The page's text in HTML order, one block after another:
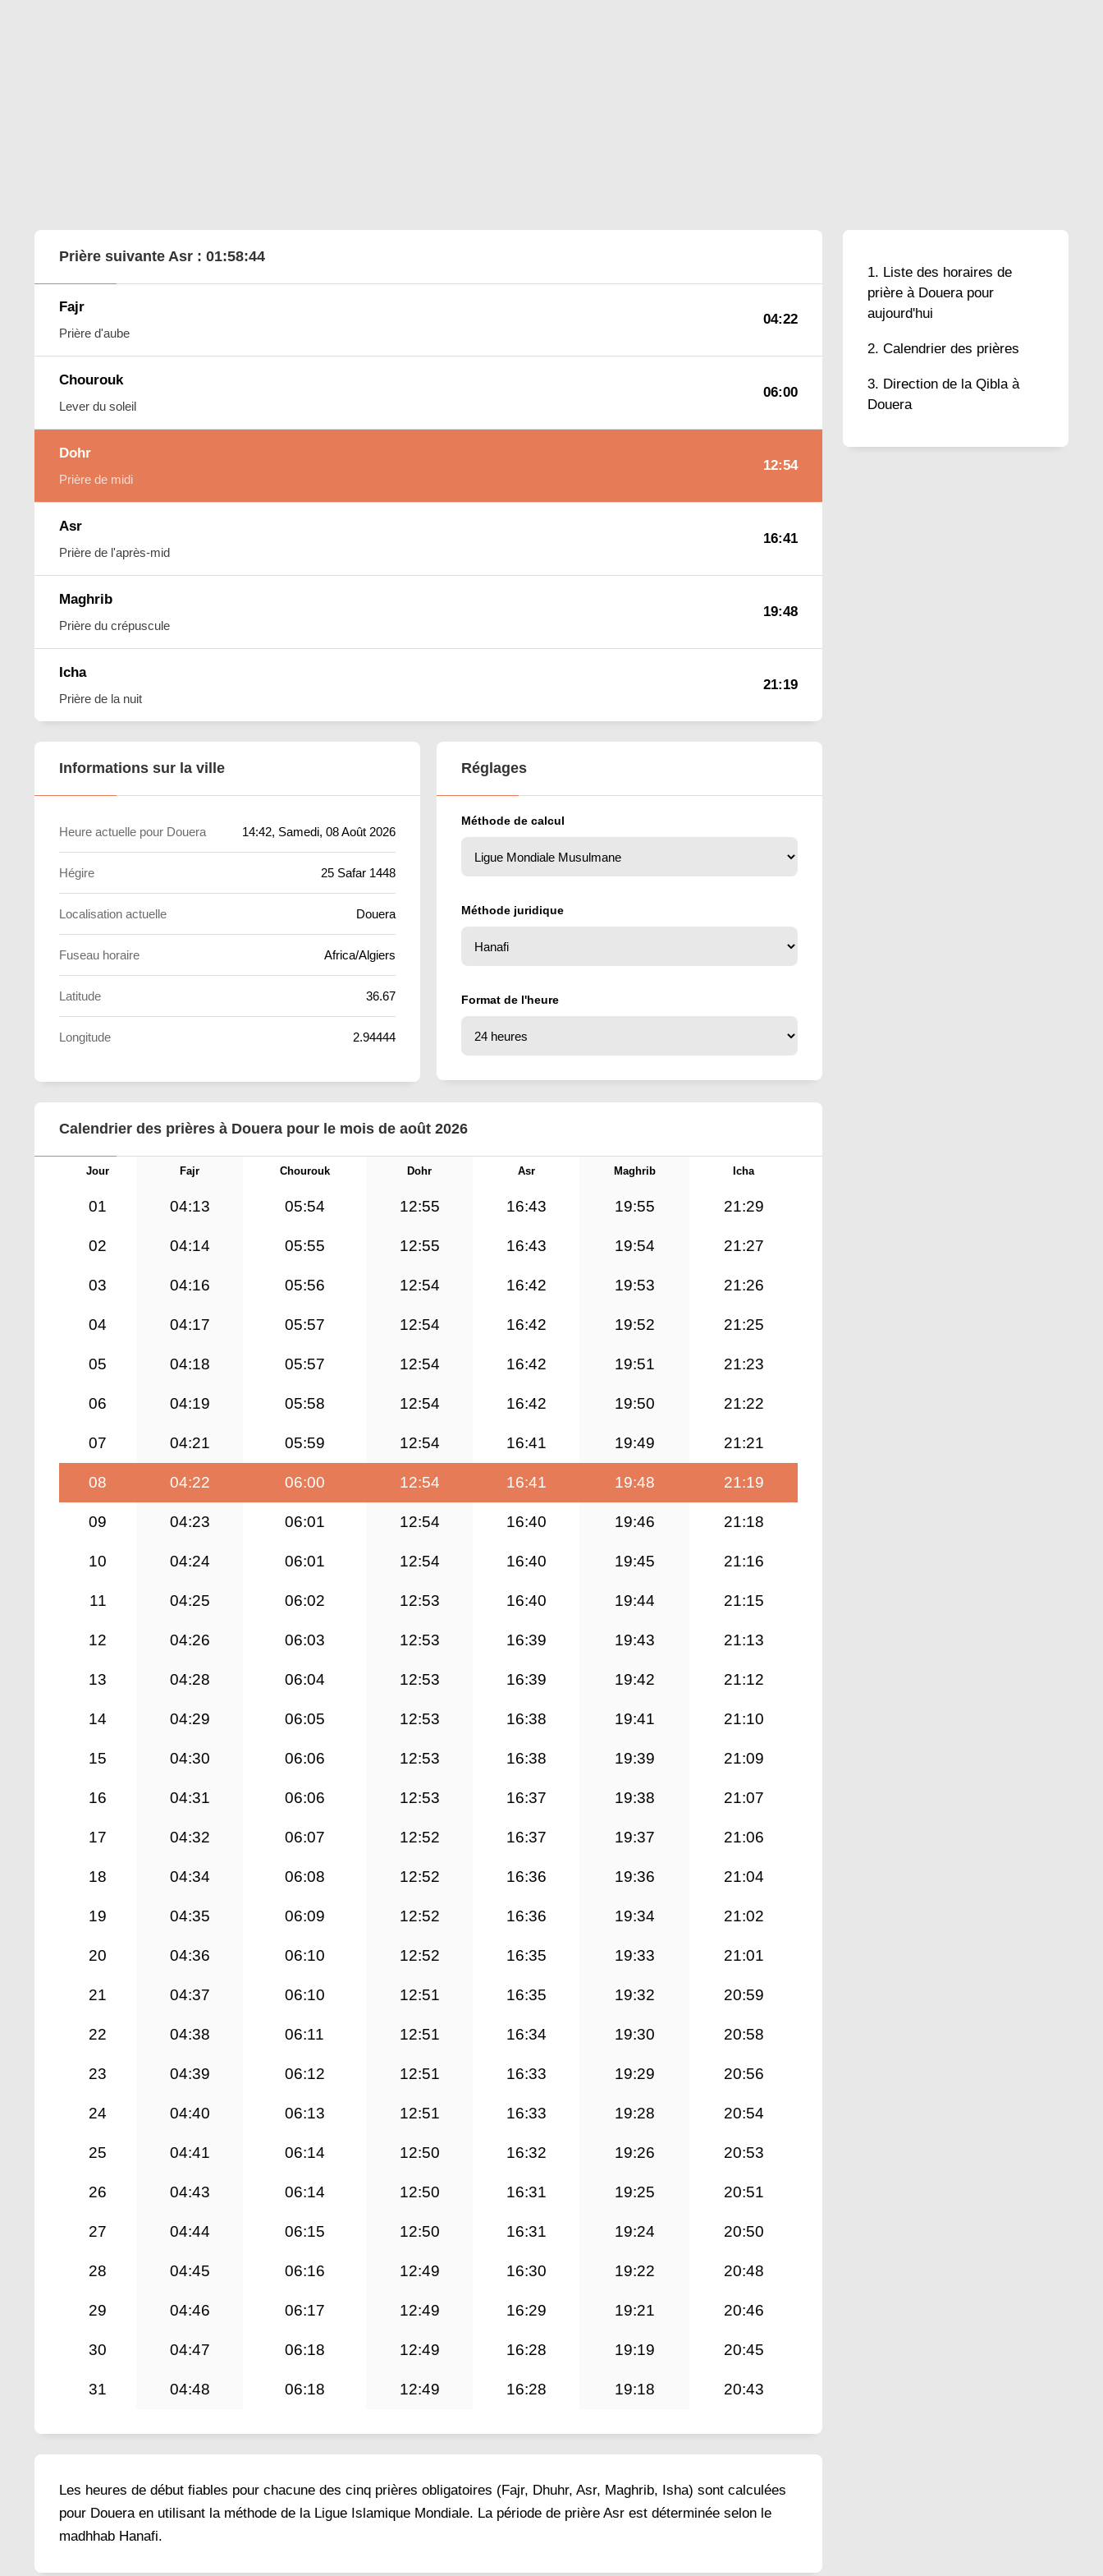
Liste des horaires de
prière à Douera pour
aujourd'hui
Calendrier des prières
Direction de la Qibla à
Douera
Prière suivante Asr : 01:58:43
Fajr
Prière d'aube
04:22
Chourouk
Lever du soleil
06:00
Dohr
Prière de midi
12:54
Asr
Prière de l'après-mid
16:41
Maghrib
Prière du crépuscule
19:48
Icha
Prière de la nuit
21:19
Informations sur la ville
Heure actuelle pour Douera 14:42, Samedi, 08 Août 2026
Hégire 25 Safar 1448
Localisation actuelle Douera
Fuseau horaire Africa/Algiers
Latitude 36.67
Longitude 2.94444
Réglages
Méthode de calcul
Méthode juridique
Format de l'heure
Calendrier des prières à Douera pour le mois de août 2026
Jour Fajr Chourouk Dohr Asr Maghrib Icha
01 04:13 05:54 12:55 16:43 19:55 21:29
02 04:14 05:55 12:55 16:43 19:54 21:27
03 04:16 05:56 12:54 16:42 19:53 21:26
04 04:17 05:57 12:54 16:42 19:52 21:25
05 04:18 05:57 12:54 16:42 19:51 21:23
06 04:19 05:58 12:54 16:42 19:50 21:22
07 04:21 05:59 12:54 16:41 19:49 21:21
08 04:22 06:00 12:54 16:41 19:48 21:19
09 04:23 06:01 12:54 16:40 19:46 21:18
10 04:24 06:01 12:54 16:40 19:45 21:16
11 04:25 06:02 12:53 16:40 19:44 21:15
12 04:26 06:03 12:53 16:39 19:43 21:13
13 04:28 06:04 12:53 16:39 19:42 21:12
14 04:29 06:05 12:53 16:38 19:41 21:10
15 04:30 06:06 12:53 16:38 19:39 21:09
16 04:31 06:06 12:53 16:37 19:38 21:07
17 04:32 06:07 12:52 16:37 19:37 21:06
18 04:34 06:08 12:52 16:36 19:36 21:04
19 04:35 06:09 12:52 16:36 19:34 21:02
20 04:36 06:10 12:52 16:35 19:33 21:01
21 04:37 06:10 12:51 16:35 19:32 20:59
22 04:38 06:11 12:51 16:34 19:30 20:58
23 04:39 06:12 12:51 16:33 19:29 20:56
24 04:40 06:13 12:51 16:33 19:28 20:54
25 04:41 06:14 12:50 16:32 19:26 20:53
26 04:43 06:14 12:50 16:31 19:25 20:51
27 04:44 06:15 12:50 16:31 19:24 20:50
28 04:45 06:16 12:49 16:30 19:22 20:48
29 04:46 06:17 12:49 16:29 19:21 20:46
30 04:47 06:18 12:49 16:28 19:19 20:45
31 04:48 06:18 12:49 16:28 19:18 20:43
Les heures de début fiables pour chacune des cinq prières obligatoires (Fajr, Dhuhr, Asr, Maghrib, Isha) sont calculées
pour Douera en utilisant la méthode de la Ligue Islamique Mondiale. La période de prière Asr est déterminée selon le
madhhab Hanafi.